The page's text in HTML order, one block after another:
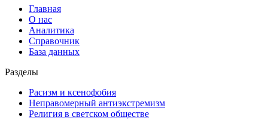
Главная
О нас
Аналитика
Справочник
База данных
Разделы
Расизм и ксенофобия
Неправомерный антиэкстремизм
Религия в светском обществе